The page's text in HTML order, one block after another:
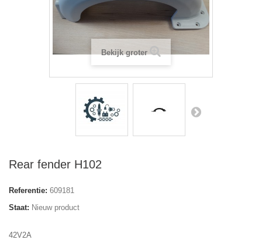
Bekijk groter
Rear fender H102
Referentie: 609181
Staat: Nieuw product
42V2A